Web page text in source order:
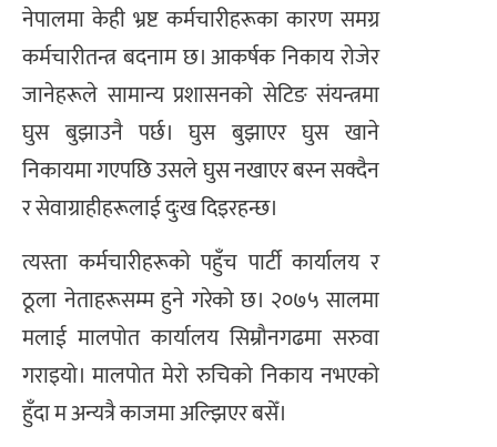
नेपालमा केही भ्रष्ट कर्मचारीहरूका कारण समग्र
कर्मचारीतन्त्र बदनाम छ। आकर्षक निकाय रोजेर
जानेहरूले सामान्य प्रशासनको सेटिङ संयन्त्रमा
घुस बुझाउनै पर्छ। घुस बुझाएर घुस खाने
निकायमा गएपछि उसले घुस नखाएर बस्न सक्दैन
र सेवाग्राहीहरूलाई दुःख दिइरहन्छ।
त्यस्ता कर्मचारीहरूको पहुँच पार्टी कार्यालय र
ठूला नेताहरूसम्म हुने गरेको छ। २०७५ सालमा
मलाई मालपोत कार्यालय सिम्रौनगढमा सरुवा
गराइयो। मालपोत मेरो रुचिको निकाय नभएको
हुँदा म अन्यत्रै काजमा अल्झिएर बसेँ।